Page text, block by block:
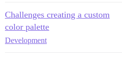
Challenges creating a custom
color palette
Development